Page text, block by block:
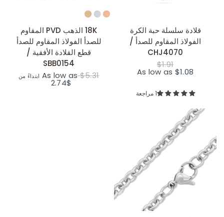
عرض سريع
قلادة سلسلة حبة الكرة
الفولاذ المقاوم للصدأ /
CHJ4070
$1.91
As low as $1.08
1 مراجعة
عرض سريع 18K الذهب PVD المقاوم
للصدأ الفولاذ المقاوم للصدأ
قطع القلادة الأفقية /
SBB0154
$5.31
As low as ابتداءً من
$2.74